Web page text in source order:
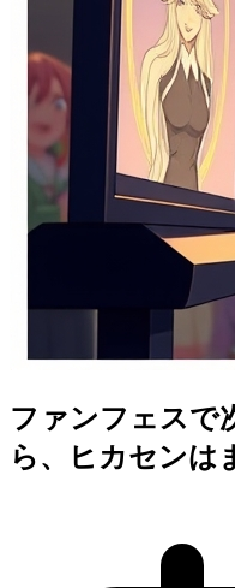
ファンフェスで
ら、ヒカセンは